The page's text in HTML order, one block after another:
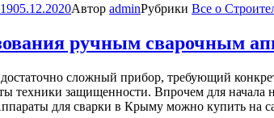
05.12.2020Автор adminРубрики Все о
ручным сварочным
сложный прибор, требующий
техники защищенности. Впрочем для начала
для сварки в Крыму можно купить на